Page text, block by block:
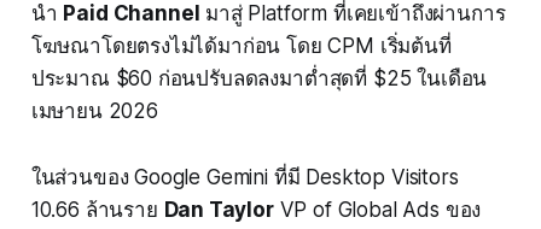
นำ Paid Channel มาสู่ Platform ที่เคยเข้าถึงผ่านการ
โฆษณาโดยตรงไม่ได้มาก่อน โดย CPM เริ่มต้นที่
ประมาณ $60 ก่อนปรับลดลงมาต่ำสุดที่ $25 ในเดือน
เมษายน 2026
ในส่วนของ Google Gemini ที่มี Desktop Visitors
10.66 ล้านราย Dan TaylorVP of Global Ads ของ